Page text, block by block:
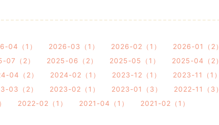
04（1） 2026-03（1） 2026-02（1） 2026-01（2）
07（2） 2025-06（2） 2025-05（1） 2025-04（2）
04（2） 2024-02（1） 2023-12（1） 2023-11（1）
03（2） 2023-02（1） 2023-01（3） 2022-11（3）
2022-02（1） 2021-04（1） 2021-02（1）